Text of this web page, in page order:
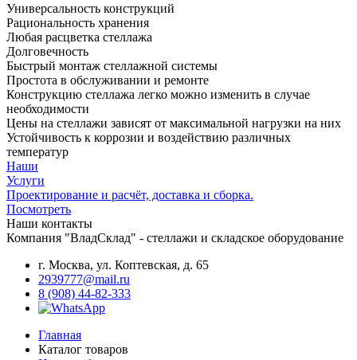
Универсальность конструкций
Рациональность хранения
Любая расцветка стеллажа
Долговечность
Быстрый монтаж стеллажной системы
Простота в обслуживании и ремонте
Конструкцию стеллажа легко можно изменить в случае
необходимости
Цены на стеллажи зависят от максимальной нагрузки на них
Устойчивость к коррозии и воздействию различных
температур
Наши
Услуги
Проектирование и расчёт, доставка и сборка.
Посмотреть
Наши контакты
Компания "ВладСклад" - стеллажи и складское оборудование
г. Москва, ул. Коптевская, д. 65
2939777@mail.ru
8 (908) 44-82-333
Главная
Каталог товаров